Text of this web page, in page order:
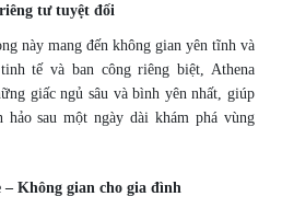
tư tuyệt đối
này mang đến không gian yên tĩnh và
tế và ban công riêng biệt, Athena
giấc ngủ sâu và bình yên nhất, giúp
hảo sau một ngày dài khám phá vùng
Không gian cho gia đình